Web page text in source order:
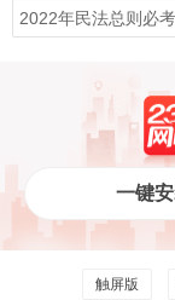
2022年民法总则必
一键
触屏版